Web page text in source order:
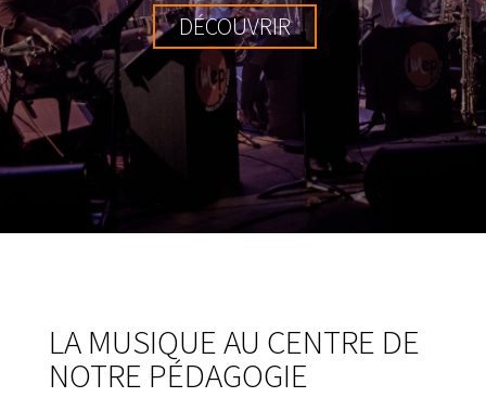
DÉCOUVRIR
LA MUSIQUE AU CENTRE DE
NOTRE PÉDAGOGIE